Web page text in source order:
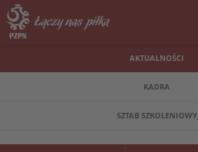
AKTUALNOŚCI
KADRA
SZTAB SZKOLENIOWY